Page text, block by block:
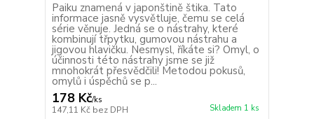
Paiku znamená v japonštině štika. Tato
informace jasně vysvětluje, čemu se celá
série věnuje. Jedná se o nástrahy, které
kombinují třpytku, gumovou nástrahu a
jigovou hlavičku. Nesmysl, říkáte si? Omyl, o
účinnosti této nástrahy jsme se již
mnohokrát přesvědčili! Metodou pokusů,
omylů i úspěchů se p...
178 Kč/ks
147,11 Kč bez DPH Skladem 1 ks